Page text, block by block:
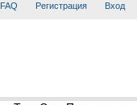
FAQ Регистрация Вход